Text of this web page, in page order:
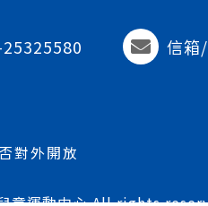
信箱/
對外開放